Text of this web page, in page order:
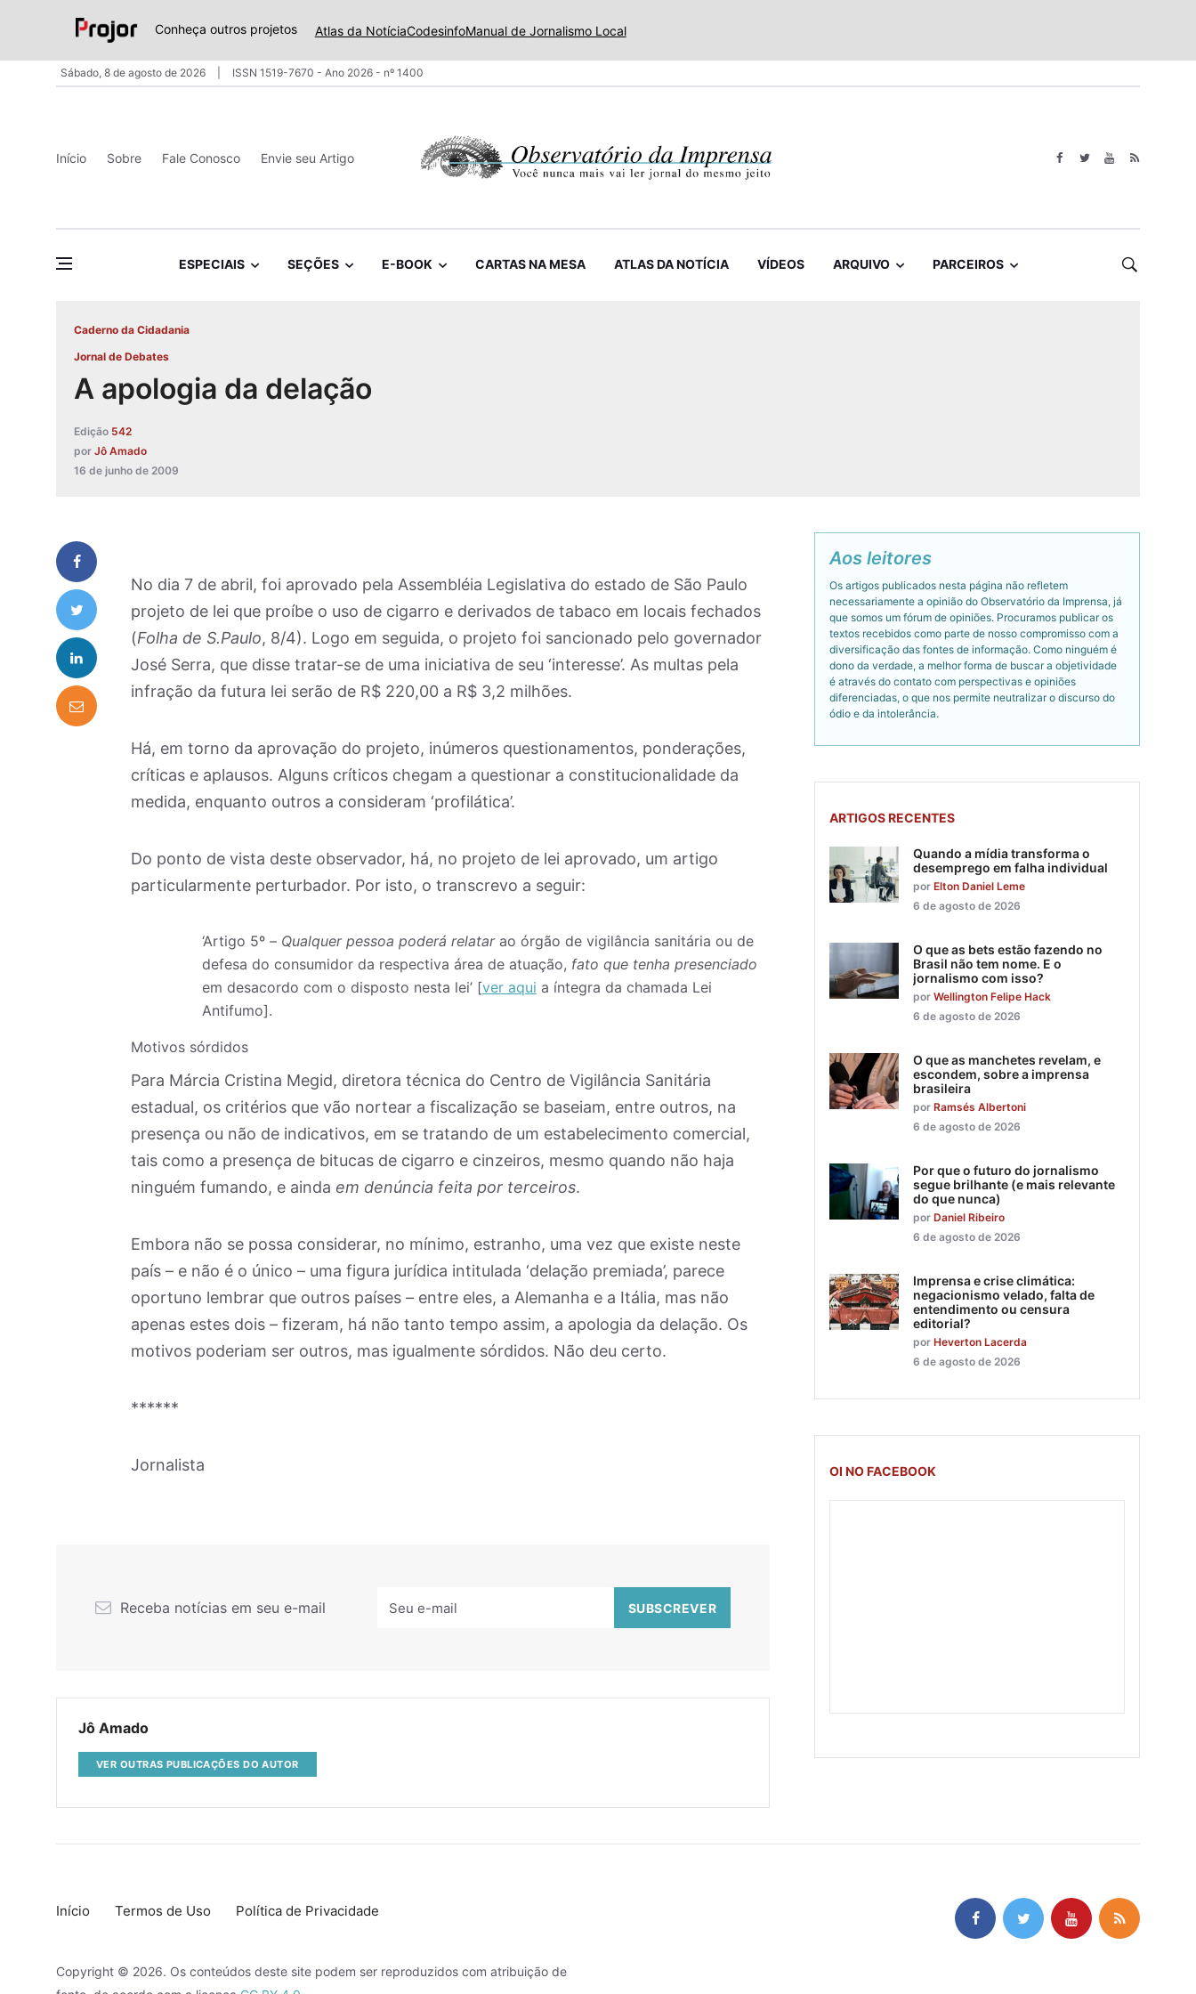
Conheça outros projetos Atlas da NotíciaCodesinfoManual de Jornalismo Local
Sábado, 8 de agosto de 2026 ISSN 1519-7670 - Ano 2026 - nº 1400
Início Sobre Fale Conosco Envie seu Artigo
ESPECIAIS SEÇÕES E-BOOK CARTAS NA MESA ATLAS DA NOTÍCIA VÍDEOS ARQUIVO PARCEIROS
Caderno da Cidadania
Jornal de Debates
A apologia da delação
Edição 542
por Jô Amado
16 de junho de 2009
No dia 7 de abril, foi aprovado pela Assembléia Legislativa do estado de São Paulo
projeto de lei que proíbe o uso de cigarro e derivados de tabaco em locais fechados
(Folha de S.Paulo, 8/4). Logo em seguida, o projeto foi sancionado pelo governador
José Serra, que disse tratar-se de uma iniciativa de seu ‘interesse’. As multas pela
infração da futura lei serão de R$ 220,00 a R$ 3,2 milhões.
Há, em torno da aprovação do projeto, inúmeros questionamentos, ponderações,
críticas e aplausos. Alguns críticos chegam a questionar a constitucionalidade da
medida, enquanto outros a consideram ‘profilática’.
Do ponto de vista deste observador, há, no projeto de lei aprovado, um artigo
particularmente perturbador. Por isto, o transcrevo a seguir:
‘Artigo 5º – Qualquer pessoa poderá relatarao órgão de vigilância sanitária ou de
defesa do consumidor da respectiva área de atuação, fato que tenha presenciado
em desacordo com o disposto nesta lei’ [ver aqui a íntegra da chamada Lei
Antifumo].
Motivos sórdidos
Para Márcia Cristina Megid, diretora técnica do Centro de Vigilância Sanitária
estadual, os critérios que vão nortear a fiscalização se baseiam, entre outros, na
presença ou não de indicativos, em se tratando de um estabelecimento comercial,
tais como a presença de bitucas de cigarro e cinzeiros, mesmo quando não haja
ninguém fumando, e ainda em denúncia feita por terceiros.
Embora não se possa considerar, no mínimo, estranho, uma vez que existe neste
país – e não é o único – uma figura jurídica intitulada ‘delação premiada’, parece
oportuno lembrar que outros países – entre eles, a Alemanha e a Itália, mas não
apenas estes dois – fizeram, há não tanto tempo assim, a apologia da delação. Os
motivos poderiam ser outros, mas igualmente sórdidos. Não deu certo.
******
Jornalista
Receba notícias em seu e-mail
Jô Amado
VER OUTRAS PUBLICAÇÕES DO AUTOR
Aos leitores
Os artigos publicados nesta página não refletem
necessariamente a opinião do Observatório da Imprensa, já
que somos um fórum de opiniões. Procuramos publicar os
textos recebidos como parte de nosso compromisso com a
diversificação das fontes de informação. Como ninguém é
dono da verdade, a melhor forma de buscar a objetividade
é através do contato com perspectivas e opiniões
diferenciadas, o que nos permite neutralizar o discurso do
ódio e da intolerância.
ARTIGOS RECENTES
Quando a mídia transforma o
desemprego em falha individual
por Elton Daniel Leme
6 de agosto de 2026
O que as bets estão fazendo no
Brasil não tem nome. E o
jornalismo com isso?
por Wellington Felipe Hack
6 de agosto de 2026
O que as manchetes revelam, e
escondem, sobre a imprensa
brasileira
por Ramsés Albertoni
6 de agosto de 2026
Por que o futuro do jornalismo
segue brilhante (e mais relevante
do que nunca)
por Daniel Ribeiro
6 de agosto de 2026
Imprensa e crise climática:
negacionismo velado, falta de
entendimento ou censura
editorial?
por Heverton Lacerda
6 de agosto de 2026
OI NO FACEBOOK
Início Termos de Uso Política de Privacidade
Copyright © 2026. Os conteúdos deste site podem ser reproduzidos com atribuição de